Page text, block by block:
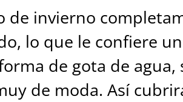
de invierno
lo que le confiere
de gota de agua,
de moda. Así